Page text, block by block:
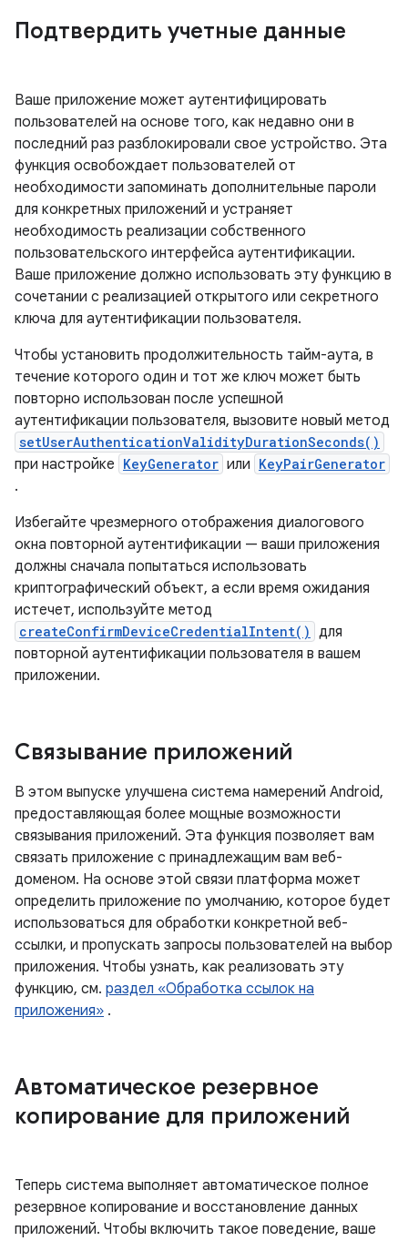
Подтвердить учетные данные
Ваше приложение может аутентифицировать
пользователей на основе того, как недавно они в
последний раз разблокировали свое устройство. Эта
функция освобождает пользователей от
необходимости запоминать дополнительные пароли
для конкретных приложений и устраняет
необходимость реализации собственного
пользовательского интерфейса аутентификации.
Ваше приложение должно использовать эту функцию в
сочетании с реализацией открытого или секретного
ключа для аутентификации пользователя.
Чтобы установить продолжительность тайм-аута, в
течение которого один и тот же ключ может быть
повторно использован после успешной
аутентификации пользователя, вызовите новый метод
setUserAuthenticationValidityDurationSeconds()
при настройке KeyGenerator или KeyPairGenerator
.
Избегайте чрезмерного отображения диалогового
окна повторной аутентификации — ваши приложения
должны сначала попытаться использовать
криптографический объект, а если время ожидания
истечет, используйте метод
createConfirmDeviceCredentialIntent() для
повторной аутентификации пользователя в вашем
приложении.
Связывание приложений
В этом выпуске улучшена система намерений Android,
предоставляющая более мощные возможности
связывания приложений. Эта функция позволяет вам
связать приложение с принадлежащим вам веб-
доменом. На основе этой связи платформа может
определить приложение по умолчанию, которое будет
использоваться для обработки конкретной веб-
ссылки, и пропускать запросы пользователей на выбор
приложения. Чтобы узнать, как реализовать эту
функцию, см. раздел «Обработка ссылок на
приложения» .
Автоматическое резервное
копирование для приложений
Теперь система выполняет автоматическое полное
резервное копирование и восстановление данных
приложений. Чтобы включить такое поведение, ваше